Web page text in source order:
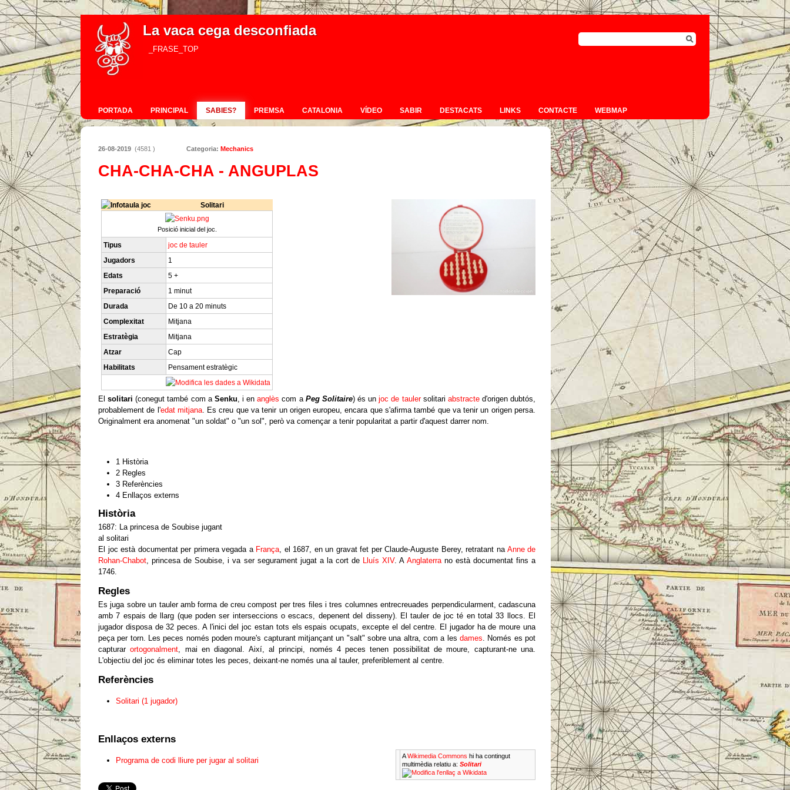
La vaca cega desconfiada
_FRASE_TOP
PORTADA PRINCIPAL SABIES? PREMSA CATALONIA VÍDEO SABIR DESTACATS LINKS CONTACTE WEBMAP
26-08-2019 (4581 ) Categoria: Mechanics
CHA-CHA-CHA - ANGUPLAS
Solitari
Posició inicial del joc.
Tipus
joc de tauler
Jugadors
1
Edats
5 +
Preparació
1 minut
Durada
De 10 a 20 minuts
Complexitat
Mitjana
Estratègia
Mitjana
Atzar
Cap
Habilitats
Pensament estratègic
Elsolitari (conegut també com a Senku, i enanglès com a Peg Solitaire) és unjoc de taulersolitari abstracted'origen dubtós,
probablement de l'edat mitjana. Es creu que va tenir un origen europeu, encara que s'afirma també que va tenir un origen persa.
Originalment era anomenat "un soldat" o "un sol", però va començar a tenir popularitat a partir d'aquest darrer nom.
1 Història
2 Regles
3 Referències
4 Enllaços externs
Història
1687: La princesa de Soubise jugant
al solitari
El joc està documentat per primera vegada a França, el 1687, en un gravat fet per Claude-Auguste Berey, retratant na Anne de
Rohan-Chabot, princesa de Soubise, i va ser segurament jugat a la cort de Lluís XIV. A Anglaterrano està documentat fins a
1746.
Regles
Es juga sobre un tauler amb forma de creu compost per tres files i tres columnes entrecreuades perpendicularment, cadascuna
amb 7 espais de llarg (que poden ser interseccions o escacs, depenent del disseny). El tauler de joc té en total 33 llocs. El
jugador disposa de 32 peces. A l'inici del joc estan tots els espais ocupats, excepte el del centre. El jugador ha de moure una
peça per torn. Les peces només poden moure's capturant mitjançant un "salt" sobre una altra, com a les dames. Només es pot
capturarortogonalment, mai en diagonal. Així, al principi, només 4 peces tenen possibilitat de moure, capturant-ne una.
L'objectiu del joc és eliminar totes les peces, deixant-ne només una al tauler, preferiblement al centre.
Referències
Solitari (1 jugador)
Enllaços externs
AWikimedia Commons hi ha contingut
multimèdia relatiu a: Solitari
Programa de codi lliure per jugar al solitari